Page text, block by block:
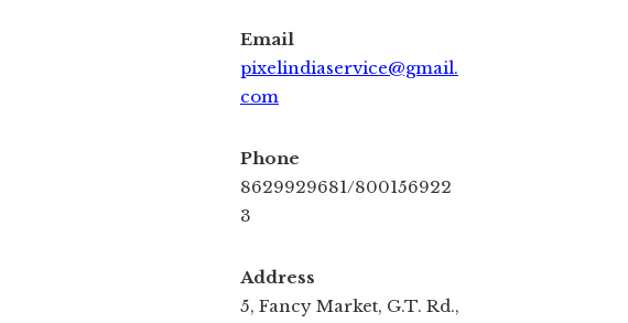
Email
pixelindiaservice@gmail.
com
Phone
8629929681/800156922
3
Address
5, Fancy Market, G.T. Rd.,